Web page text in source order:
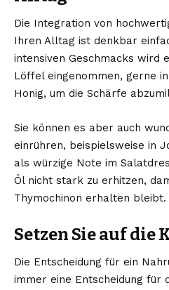
Die Integration von
Ihren Alltag ist denkbar
intensiven Geschmacks wird
Löffel eingenommen, gerne
Honig, um die Schärfe
Sie können es aber auch
einrühren, beispielsweise in
als würzige Note im
Öl nicht stark zu erhitzen,
Thymochinon erhalten bleibt.
Setzen Sie auf die
Die Entscheidung für ein
immer eine Entscheidung für